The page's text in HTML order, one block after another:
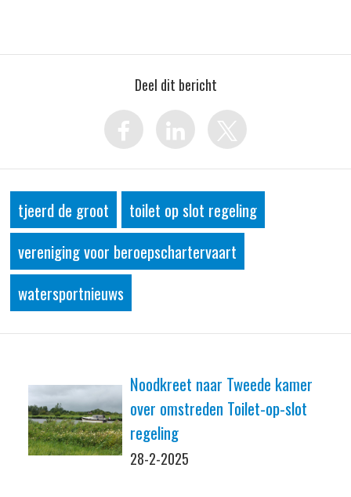
Deel dit bericht
tjeerd de groot
toilet op slot regeling
vereniging voor beroepschartervaart
watersportnieuws
Noodkreet naar Tweede kamer
over omstreden Toilet-op-slot
regeling
28-2-2025